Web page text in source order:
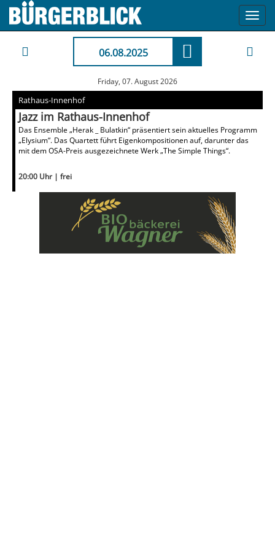
06.08.2025
Friday, 07. August 2026
Rathaus-Innenhof
Jazz im Rathaus-Innenhof
Das Ensemble „Herak _ Bulatkin“ präsentiert sein aktuelles Programm
„Elysium“. Das Quartett führt Eigenkompositionen auf, darunter das
mit dem OSA-Preis ausgezeichnete Werk „The Simple Things“.
20:00 Uhr | frei